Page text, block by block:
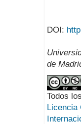
DOI:
de
Todos
Licencia